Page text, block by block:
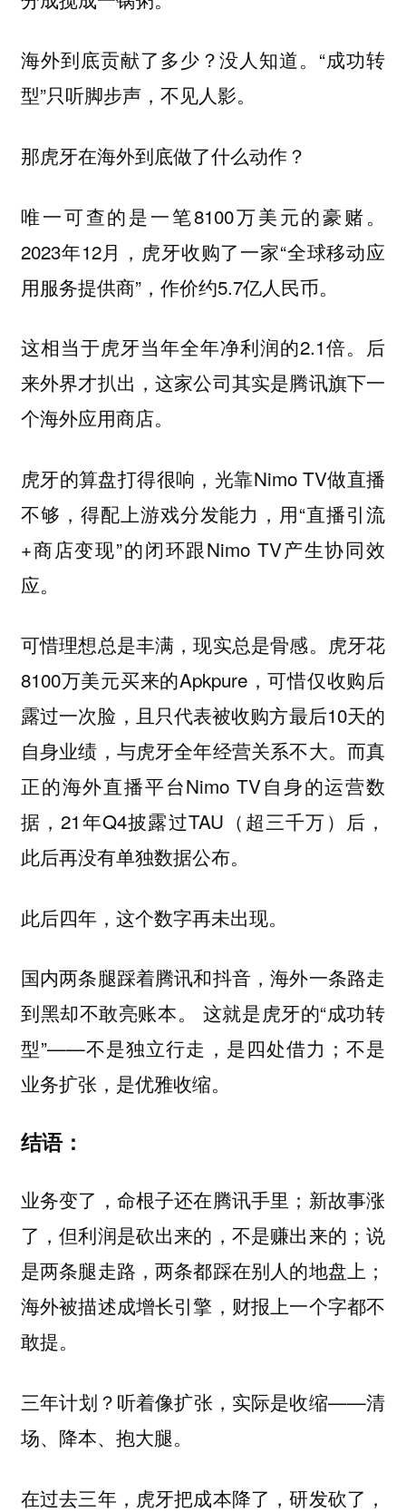
海外到底贡献了多少？没人知道。“成功转
型”只听脚步声，不见人影。
那虎牙在海外到底做了什么动作？
唯一可查的是一笔8100万美元的豪赌。
2023年12月，虎牙收购了一家“全球移动应
用服务提供商”，作价约5.7亿人民币。
这相当于虎牙当年全年净利润的2.1倍。后
来外界才扒出，这家公司其实是腾讯旗下一
个海外应用商店。
虎牙的算盘打得很响，光靠Nimo TV做直播
不够，得配上游戏分发能力，用“直播引流
+商店变现”的闭环跟Nimo TV产生协同效
应。
可惜理想总是丰满，现实总是骨感。虎牙花
8100万美元买来的Apkpure，可惜仅收购后
露过一次脸，且只代表被收购方最后10天的
自身业绩，与虎牙全年经营关系不大。而真
正的海外直播平台Nimo TV自身的运营数
据，21年Q4披露过TAU（超三千万）后，
此后再没有单独数据公布。
此后四年，这个数字再未出现。
国内两条腿踩着腾讯和抖音，海外一条路走
到黑却不敢亮账本。 这就是虎牙的“成功转
型”——不是独立行走，是四处借力；不是
业务扩张，是优雅收缩。
结语：
业务变了，命根子还在腾讯手里；新故事涨
了，但利润是砍出来的，不是赚出来的；说
是两条腿走路，两条都踩在别人的地盘上；
海外被描述成增长引擎，财报上一个字都不
敢提。
三年计划？听着像扩张，实际是收缩——清
场、降本、抱大腿。
在过去三年，虎牙把成本降了，研发砍了，